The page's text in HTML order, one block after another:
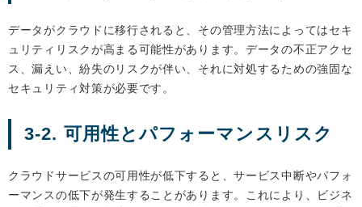
データがクラウドに移行されると、その管理方法によってはセキ
ュリティリスクが高まる可能性があります。データの不正アクセ
ス、漏えい、紛失のリスクが伴い、それに対処するための強固な
セキュリティ対策が必要です。
3-2. 可用性とパフォーマンスリスク
クラウドサービスの可用性が低下すると、サービス中断やパフォ
ーマンスの低下が発生することがあります。これにより、ビジネ